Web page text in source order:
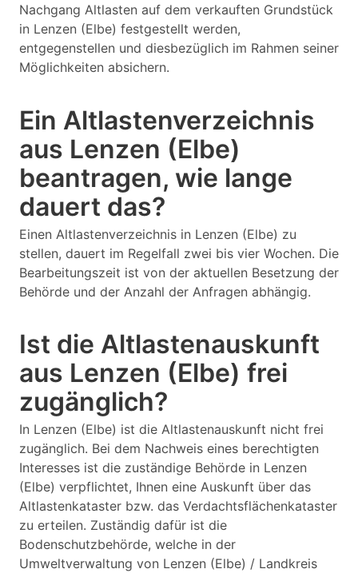
Nachgang Altlasten auf dem verkauften Grundstück
in Lenzen (Elbe) festgestellt werden,
entgegenstellen und diesbezüglich im Rahmen seiner
Möglichkeiten absichern.
Ein Altlastenverzeichnis
aus Lenzen (Elbe)
beantragen, wie lange
dauert das?
Einen Altlastenverzeichnis in Lenzen (Elbe) zu
stellen, dauert im Regelfall zwei bis vier Wochen. Die
Bearbeitungszeit ist von der aktuellen Besetzung der
Behörde und der Anzahl der Anfragen abhängig.
Ist die Altlastenauskunft
aus Lenzen (Elbe) frei
zugänglich?
In Lenzen (Elbe) ist die Altlastenauskunft nicht frei
zugänglich. Bei dem Nachweis eines berechtigten
Interesses ist die zuständige Behörde in Lenzen
(Elbe) verpflichtet, Ihnen eine Auskunft über das
Altlastenkataster bzw. das Verdachtsflächenkataster
zu erteilen. Zuständig dafür ist die
Bodenschutzbehörde, welche in der
Umweltverwaltung von Lenzen (Elbe) / Landkreis